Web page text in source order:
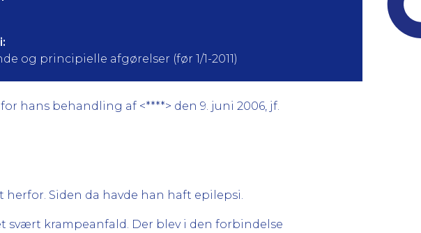
og principielle afgørelser (før 1/1-2011)
hans behandling af <****> den 9. juni 2006, jf.
Siden da havde han haft epilepsi.
svært krampeanfald. Der blev i den forbindelse